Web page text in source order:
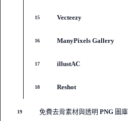
15 Vecteezy
16 ManyPixels Gallery
17 illustAC
18 Reshot
19 免費去背素材與透明 PNG 圖庫